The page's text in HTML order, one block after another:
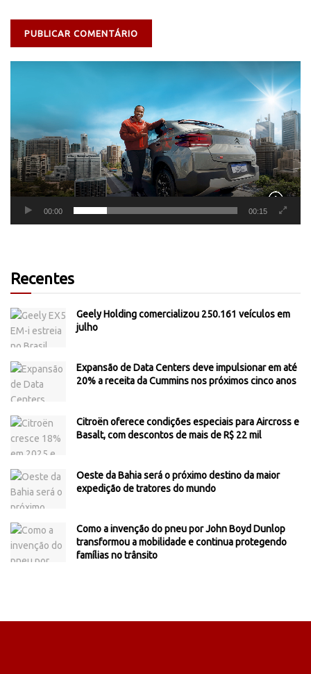
00:00 00:15
Recentes
Geely Holding comercializou 250.161 veículos em
julho
Expansão de Data Centers deve impulsionar em até
20% a receita da Cummins nos próximos cinco anos
Citroën oferece condições especiais para Aircross e
Basalt, com descontos de mais de R$ 22 mil
Oeste da Bahia será o próximo destino da maior
expedição de tratores do mundo
Como a invenção do pneu por John Boyd Dunlop
transformou a mobilidade e continua protegendo
famílias no trânsito